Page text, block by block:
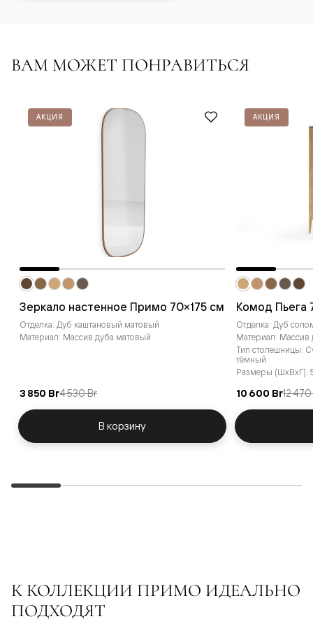
ВАМ МОЖЕТ ПОНРАВИТЬСЯ
АКЦИЯ
Зеркало настенное Примо 70×175 cм
Отделка: Дуб каштановый матовый
Материал: Массив дуба матовый
3 850 Br4 530 Br
В корзину
АКЦИЯ
Комод Пьега
Отделка: Дуб
Материал: Массив
Тип столешницы:
тёмный
Размеры (ШxВxГ):
10 600 Br12
К КОЛЛЕКЦИИ ПРИМО ИДЕАЛЬНО
ПОДХОДЯТ